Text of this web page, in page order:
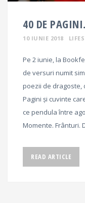
40 DE
10 IUNIE 2018
Pe 2 iunie, la
de versuri numit
poezii de dragoste,
Pagini și cuvinte
ce pendula între
Momente. Frânturi.
READ ARTICLE